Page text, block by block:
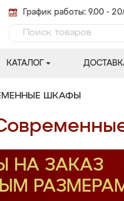
График работы: 9.00 -
КАТАЛОГ
ШКАФЫ
НА ЗАКАЗ